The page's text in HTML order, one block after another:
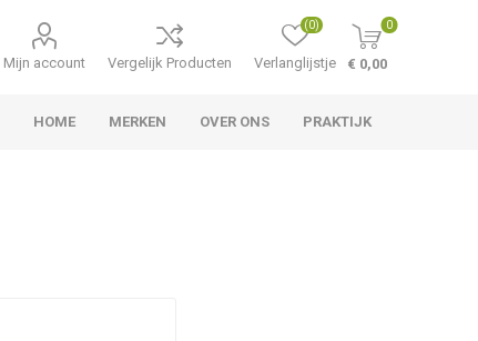
Mijn account Vergelijk Producten Verlanglijstje
(0) 0
€ 0,00
HOME MERKEN OVER ONS PRAKTIJK